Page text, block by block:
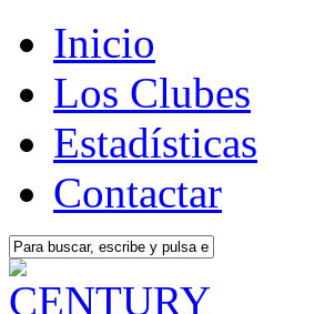
Inicio
Los Clubes
Estadísticas
Contactar